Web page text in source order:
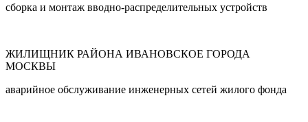
сборка и монтаж вводно-распределительных устройств
ЖИЛИЩНИК РАЙОНА ИВАНОВСКОЕ ГОРОДА
МОСКВЫ
аварийное обслуживание инженерных сетей жилого фонда